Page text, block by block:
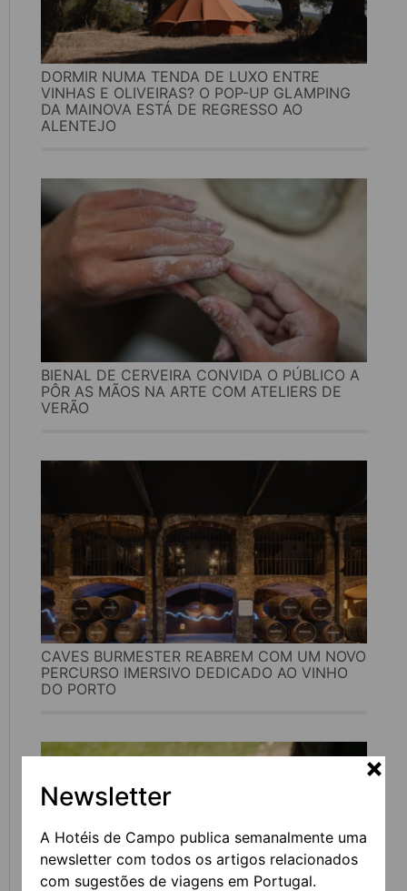
Newsletter
A Hotéis de Campo publica semanalmente uma
newsletter com todos os artigos relacionados
com sugestões de viagens em Portugal.
DORMIR NUMA TENDA DE LUXO ENTRE
VINHAS E OLIVEIRAS? O POP-UP GLAMPING
DA MAINOVA ESTÁ DE REGRESSO AO
ALENTEJO
BIENAL DE CERVEIRA CONVIDA O PÚBLICO A
PÔR AS MÃOS NA ARTE COM ATELIERS DE
VERÃO
CAVES BURMESTER REABREM COM UM NOVO
PERCURSO IMERSIVO DEDICADO AO VINHO
DO PORTO